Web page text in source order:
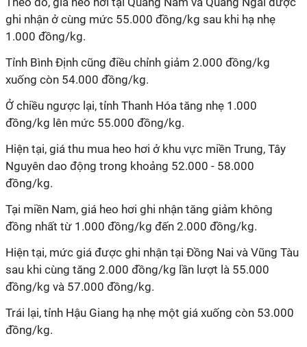
ghi nhận ở cùng mức 55.000 đồng/kg sau khi hạ nhẹ
1.000 đồng/kg.
Tỉnh Bình Định cũng điều chỉnh giảm 2.000 đồng/kg
xuống còn 54.000 đồng/kg.
Ở chiều ngược lại, tỉnh Thanh Hóa tăng nhẹ 1.000
đồng/kg lên mức 55.000 đồng/kg.
Hiện tại, giá thu mua heo hơi ở khu vực miền Trung, Tây
Nguyên dao động trong khoảng 52.000 - 58.000
đồng/kg.
Tại miền Nam, giá heo hơi ghi nhận tăng giảm không
đồng nhất từ 1.000 đồng/kg đến 2.000 đồng/kg.
Hiện tại, mức giá được ghi nhận tại Đồng Nai và Vũng Tàu
sau khi cùng tăng 2.000 đồng/kg lần lượt là 55.000
đồng/kg và 57.000 đồng/kg.
Trái lại, tỉnh Hậu Giang hạ nhẹ một giá xuống còn 53.000
đồng/kg.